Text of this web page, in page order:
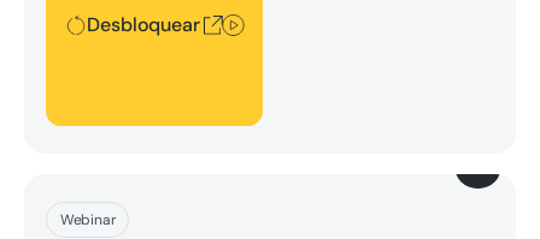
Desbloquear
Webinar
Descargar